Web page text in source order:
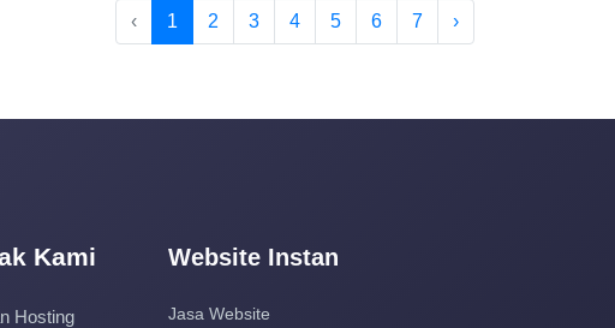
‹ 1 2 3 4 5 6 7 ›
Kami
Hosting
Website Instan
Jasa Website